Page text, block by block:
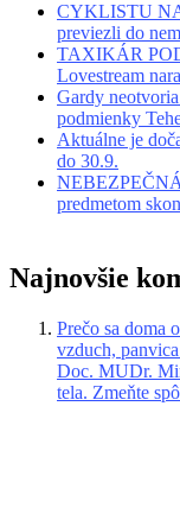
CYKLISTU
previezli do
TAXIKÁR
Lovestream
Gardy
podmienky
Aktuálne je
do 30.9.
predmetom
Najnovšie
Prečo sa doma
vzduch,
Doc. MUDr.
tela. Zmeňte